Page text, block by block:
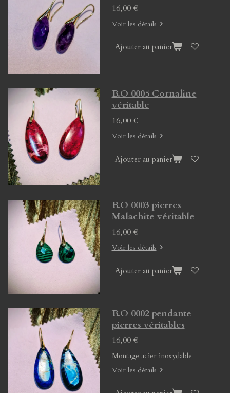
16,00 €
Voir les détails
Ajouter au panier
B.O 0005 Cornaline
véritable
16,00 €
Voir les détails
Ajouter au panier
B.O 0003 pierres
Malachite véritable
16,00 €
Voir les détails
Ajouter au panier
B.O 0002 pendante
pierres véritables
16,00 €
Montage acier inoxydable
Voir les détails